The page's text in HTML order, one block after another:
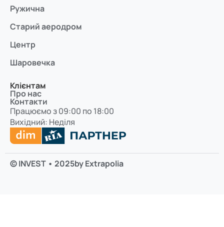
Ружична
Старий аеродром
Центр
Шаровечка
Клієнтам
Про нас
Контакти
Працюємо з 09:00 по 18:00
Вихідний: Неділя
© INVEST • 2025by Extrapolia